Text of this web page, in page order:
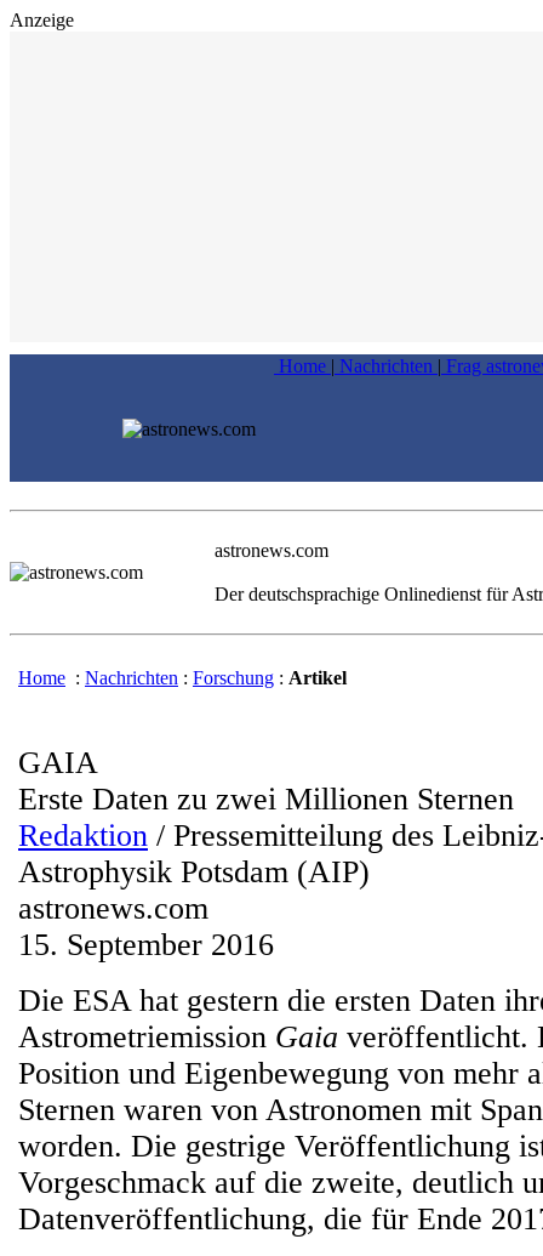
Anzeige
Home | Nachrichten | Frag
astronews.com
Der deutschsprachige Onlinedienst für
Home : Nachrichten : Forschung : Artikel
GAIA
Erste Daten zu zwei Millionen Sternen
Redaktion / Pressemitteilung des
Astrophysik Potsdam (AIP)
astronews.com
15. September 2016
Die ESA hat gestern die ersten Daten
Astrometriemission Gaia veröffentlicht.
Position und Eigenbewegung von mehr
Sternen waren von Astronomen mit
worden. Die gestrige Veröffentlichung
Vorgeschmack auf die zweite, deutlich
Datenveröffentlichung, die für Ende